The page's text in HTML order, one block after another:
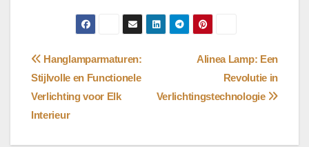
Bericht
navigatie
Alinea Lamp: Een
Revolutie in
Verlichtingstechnologie
Hanglamparmaturen:
Stijlvolle en Functionele
Verlichting voor Elk
Interieur